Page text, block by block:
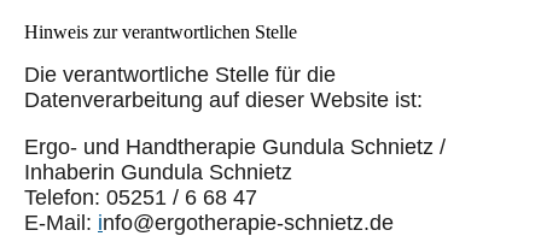
Hinweis zur verantwortlichen Stelle
Die verantwortliche Stelle für die
Datenverarbeitung auf dieser Website ist:
Ergo- und Handtherapie Gundula Schnietz /
Inhaberin Gundula Schnietz
Telefon: 05251 / 6 68 47
E-Mail: info@ergotherapie-schnietz.de